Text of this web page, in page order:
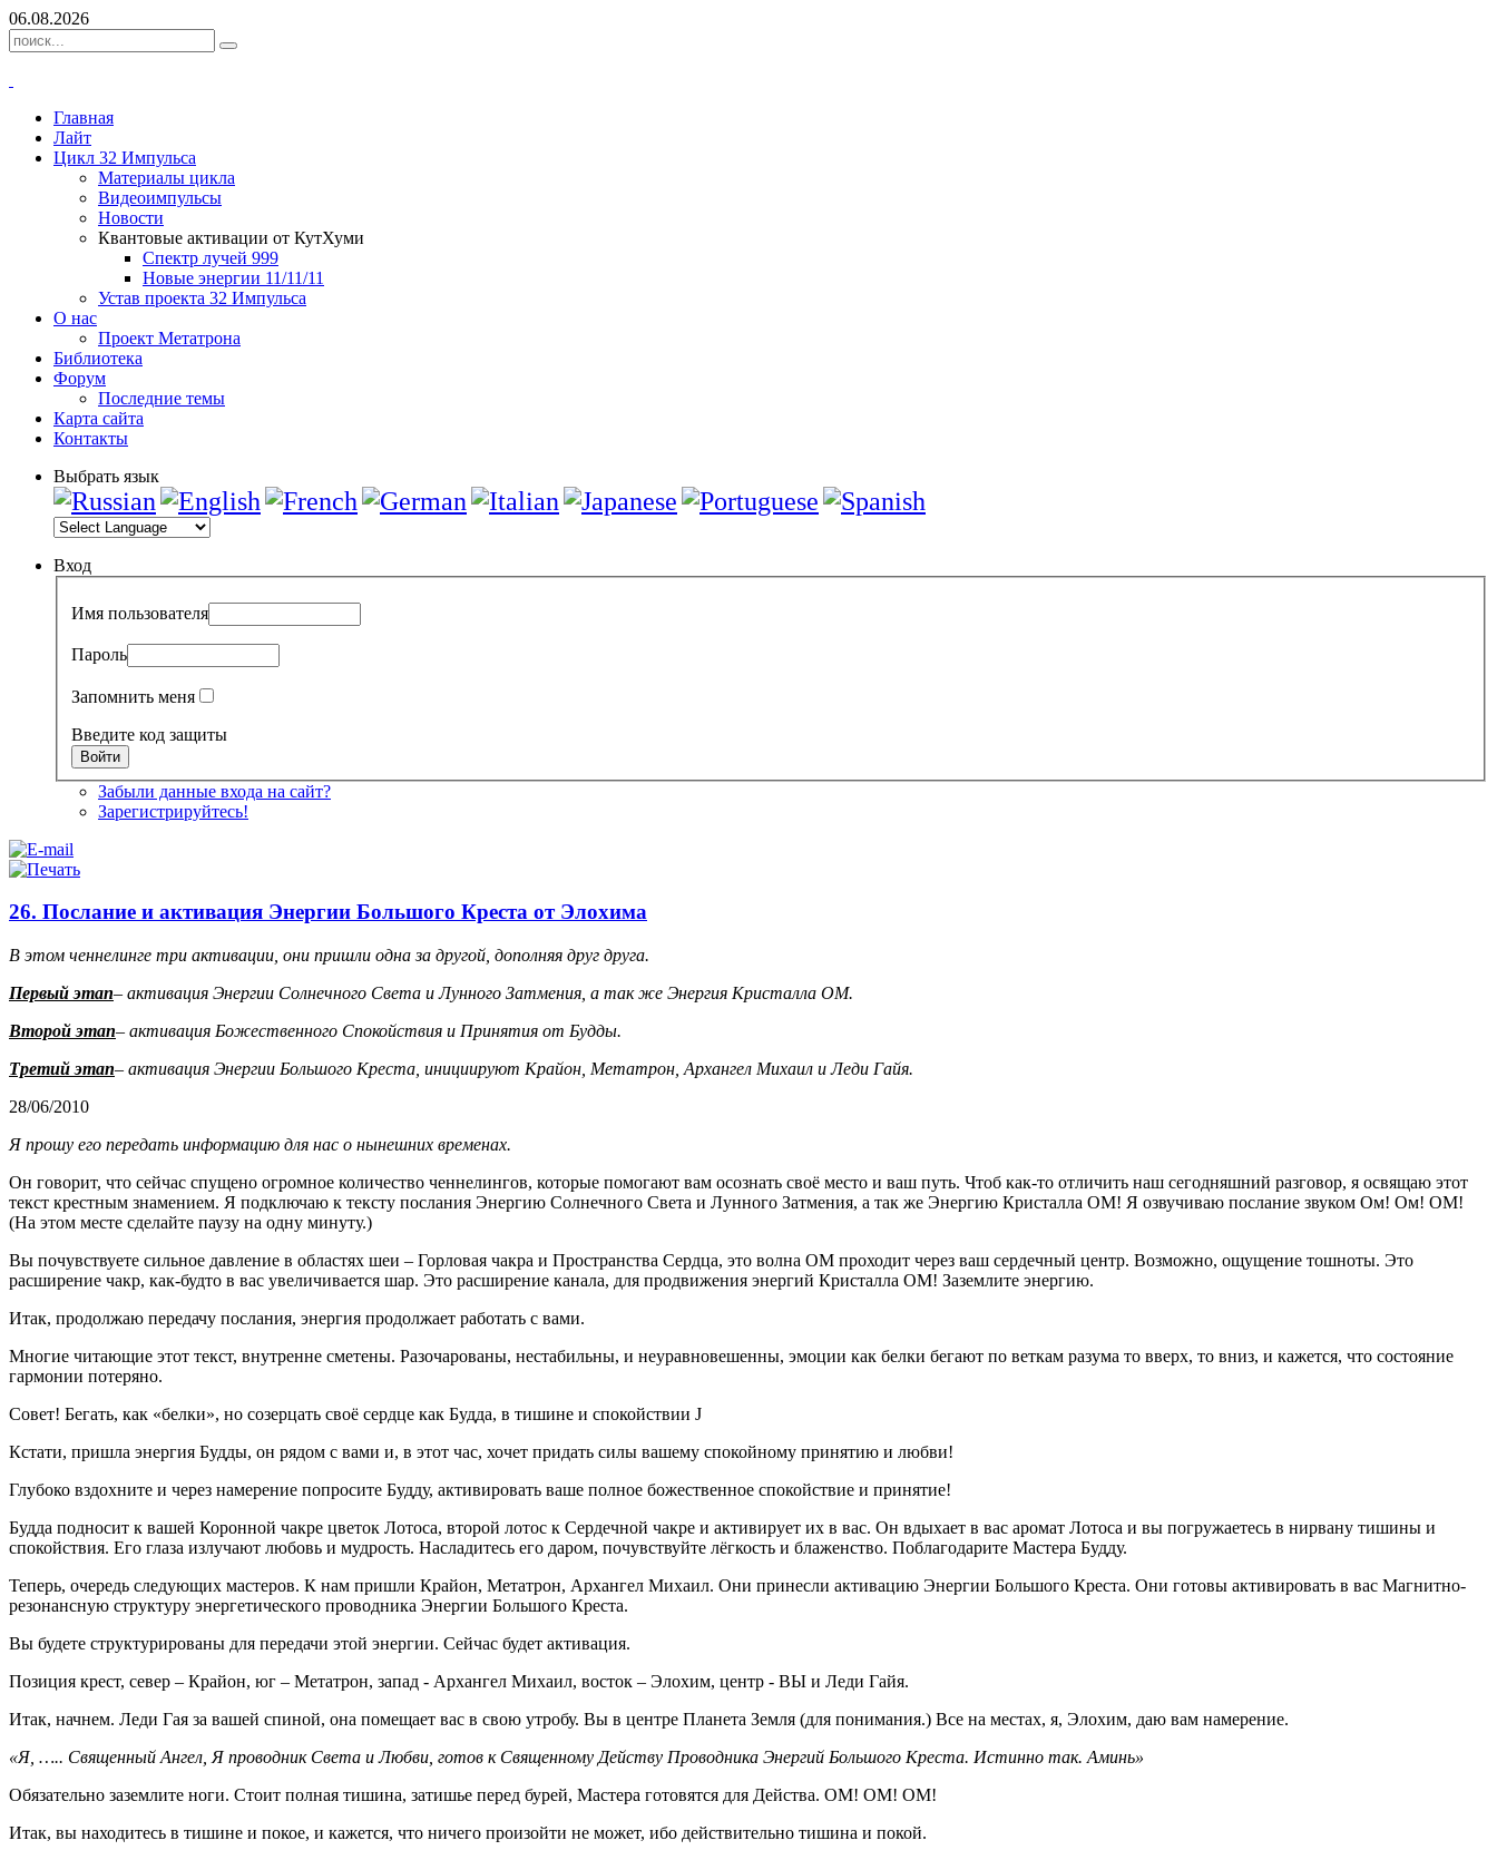
06.08.2026
Главная
Лайт
Цикл 32 Импульса
Материалы цикла
Видеоимпульсы
Новости
Квантовые активации от КутХуми
Спектр лучей 999
Новые энергии 11/11/11
Устав проекта 32 Импульса
О нас
Проект Метатрона
Библиотека
Форум
Последние темы
Карта сайта
Контакты
Выбрать язык
Вход
Имя пользователя
Пароль
Запомнить меня
Введите код защиты
Забыли данные входа на сайт?
Зарегистрируйтесь!
26. Послание и активация Энергии Большого Креста от Элохима
В этом ченнелинге три активации, они пришли одна за другой, дополняя друг друга.
Первый этап– активация Энергии Солнечного Света и Лунного Затмения, а так же Энергия Кристалла ОМ.
Второй этап– активация Божественного Спокойствия и Принятия от Будды.
Третий этап– активация Энергии Большого Креста, инициируют Крайон, Метатрон, Архангел Михаил и Леди Гайя.
28/06/2010
Я прошу его передать информацию для нас о нынешних временах.
Он говорит, что сейчас спущено огромное количество ченнелингов, которые помогают вам осознать своё место и ваш путь. Чтоб как-то отличить наш сегодняшний разговор, я освящаю этот
текст крестным знамением. Я подключаю к тексту послания Энергию Солнечного Света и Лунного Затмения, а так же Энергию Кристалла ОМ! Я озвучиваю послание звуком Ом! Ом! ОМ!
(На этом месте сделайте паузу на одну минуту.)
Вы почувствуете сильное давление в областях шеи – Горловая чакра и Пространства Сердца, это волна ОМ проходит через ваш сердечный центр. Возможно, ощущение тошноты. Это
расширение чакр, как-будто в вас увеличивается шар. Это расширение канала, для продвижения энергий Кристалла ОМ! Заземлите энергию.
Итак, продолжаю передачу послания, энергия продолжает работать с вами.
Многие читающие этот текст, внутренне сметены. Разочарованы, нестабильны, и неуравновешенны, эмоции как белки бегают по веткам разума то вверх, то вниз, и кажется, что состояние
гармонии потеряно.
Совет! Бегать, как «белки», но созерцать своё сердце как Будда, в тишине и спокойствии J
Кстати, пришла энергия Будды, он рядом с вами и, в этот час, хочет придать силы вашему спокойному принятию и любви!
Глубоко вздохните и через намерение попросите Будду, активировать ваше полное божественное спокойствие и принятие!
Будда подносит к вашей Коронной чакре цветок Лотоса, второй лотос к Сердечной чакре и активирует их в вас. Он вдыхает в вас аромат Лотоса и вы погружаетесь в нирвану тишины и
спокойствия. Его глаза излучают любовь и мудрость. Насладитесь его даром, почувствуйте лёгкость и блаженство. Поблагодарите Мастера Будду.
Теперь, очередь следующих мастеров. К нам пришли Крайон, Метатрон, Архангел Михаил. Они принесли активацию Энергии Большого Креста. Они готовы активировать в вас Магнитно-
резонансную структуру энергетического проводника Энергии Большого Креста.
Вы будете структурированы для передачи этой энергии. Сейчас будет активация.
Позиция крест, север – Крайон, юг – Метатрон, запад - Архангел Михаил, восток – Элохим, центр - ВЫ и Леди Гайя.
Итак, начнем. Леди Гая за вашей спиной, она помещает вас в свою утробу. Вы в центре Планета Земля (для понимания.) Все на местах, я, Элохим, даю вам намерение.
«Я, ….. Священный Ангел, Я проводник Света и Любви, готов к Священному Действу Проводника Энергий Большого Креста. Истинно так. Аминь»
Обязательно заземлите ноги. Стоит полная тишина, затишье перед бурей, Мастера готовятся для Действа. ОМ! ОМ! ОМ!
Итак, вы находитесь в тишине и покое, и кажется, что ничего произойти не может, ибо действительно тишина и покой.